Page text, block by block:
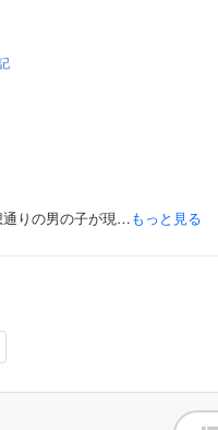
通りの男の子が現…もっと見る